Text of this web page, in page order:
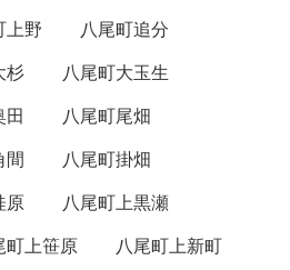
上野
八尾町追分
杉
八尾町大玉生
田
八尾町尾畑
間
八尾町掛畑
原
八尾町上黒瀬
町上笹原
八尾町上新町